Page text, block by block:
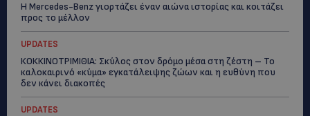
Η Mercedes-Benz γιορτάζει έναν αιώνα ιστορίας και κοιτάζει
προς το μέλλον
UPDATES
ΚΟΚΚΙΝΟΤΡΙΜΙΘΙΑ: Σκύλος στον δρόμο μέσα στη ζέστη – Το
καλοκαιρινό «κύμα» εγκατάλειψης ζώων και η ευθύνη που
δεν κάνει διακοπές
UPDATES